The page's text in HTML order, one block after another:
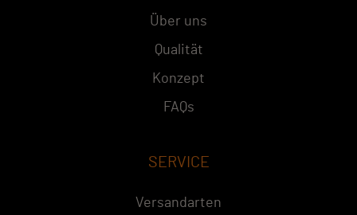
Über uns
Qualität
Konzept
FAQs
SERVICE
Versandarten